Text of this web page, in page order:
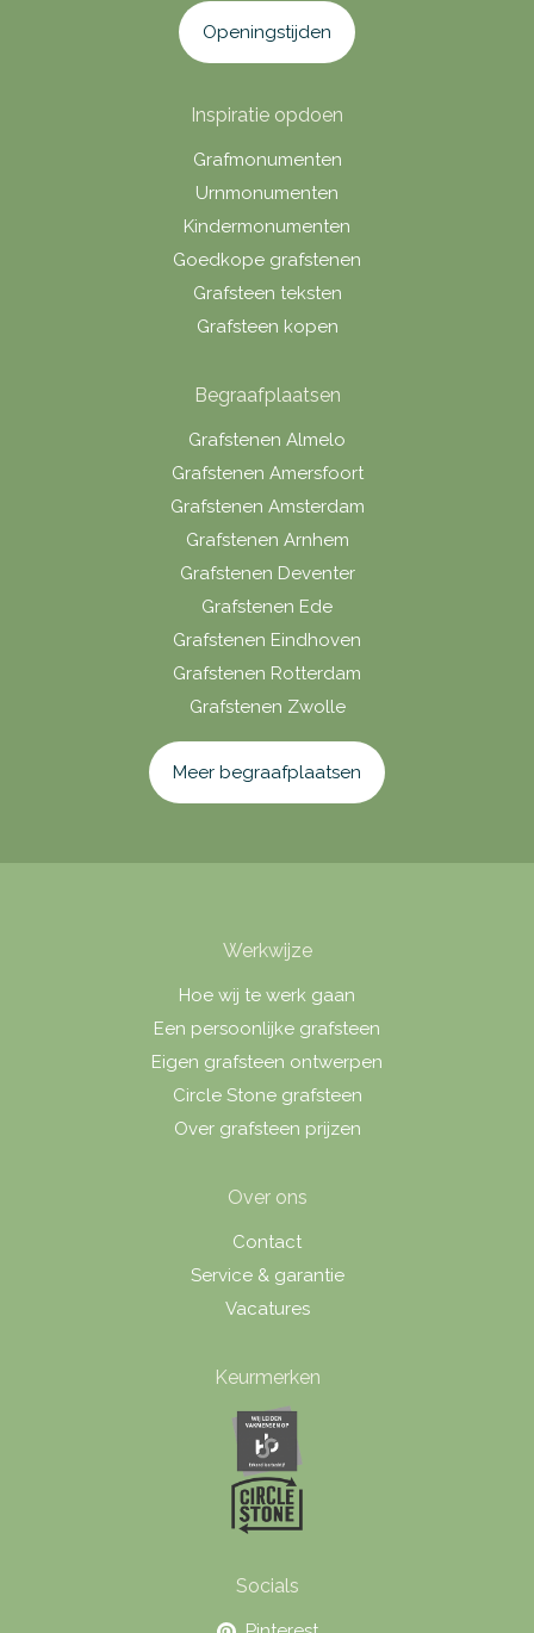
Openingstijden
Inspiratie opdoen
Grafmonumenten
Urnmonumenten
Kindermonumenten
Goedkope grafstenen
Grafsteen teksten
Grafsteen kopen
Begraafplaatsen
Grafstenen Almelo
Grafstenen Amersfoort
Grafstenen Amsterdam
Grafstenen Arnhem
Grafstenen Deventer
Grafstenen Ede
Grafstenen Eindhoven
Grafstenen Rotterdam
Grafstenen Zwolle
Meer begraafplaatsen
Werkwijze
Hoe wij te werk gaan
Een persoonlijke grafsteen
Eigen grafsteen ontwerpen
Circle Stone grafsteen
Over grafsteen prijzen
Over ons
Contact
Service & garantie
Vacatures
Keurmerken
Socials